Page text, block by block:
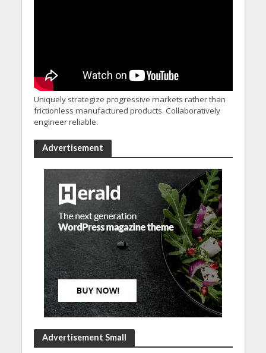
Uniquely strategize progressive markets rather than
frictionless manufactured products. Collaboratively
engineer reliable.
Advertisement
Advertisement Small